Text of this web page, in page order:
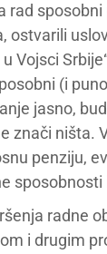
rad
ostvarili
Vojsci
(i
jasno,
znači ništa.
penziju,
radne
i drugim